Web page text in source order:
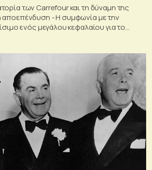
των Carrefour και τη δύναμη της
αποεπένδυση - Η συμφωνία με την
ενός μεγάλου κεφαλαίου για το